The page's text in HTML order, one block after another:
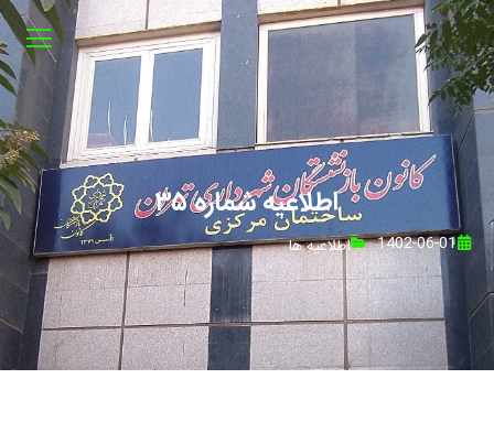
اطلاعیه شماره ۳۵
1402-06-01 اطلاعیه ها